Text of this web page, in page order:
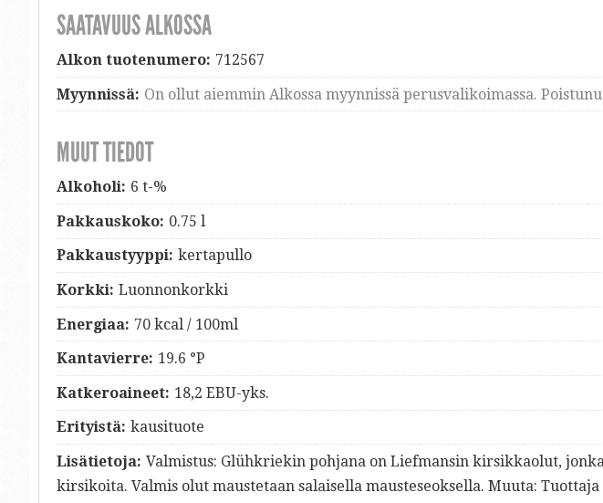
SAATAVUUS ALKOSSA
Alkon tuotenumero: 712567
Myynnissä: On ollut aiemmin Alkossa myynnissä perusvalikoimassa.
MUUT TIEDOT
Alkoholi: 6 t-%
Pakkauskoko: 0.75 l
Pakkaustyyppi: kertapullo
Korkki: Luonnonkorkki
Energiaa: 70 kcal / 100ml
Kantavierre: 19.6 °P
Katkeroaineet: 18,2 EBU-yks.
Erityistä: kausituote
Lisätietoja: Valmistus: Glühkriekin pohjana on Liefmansin kirsikkaolut,
kirsikoita. Valmis olut maustetaan salaisella mausteseoksella. Muuta: